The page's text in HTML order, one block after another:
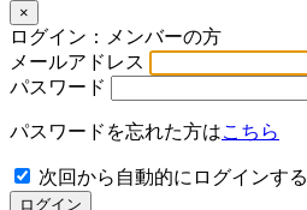
×
ログイン：メンバーの方
メールアドレス
パスワード
パスワードを忘れた方はこちら
次回から自動的にログインする